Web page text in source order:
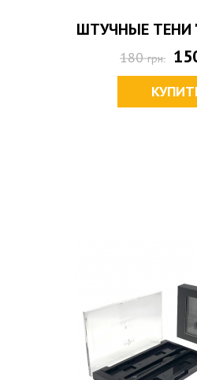
ШТУЧНЫЕ ТЕНИ
180 грн.